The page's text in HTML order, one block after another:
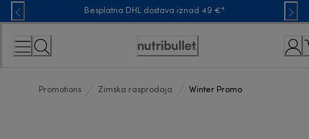
Skip
to
Content
Besplatna DHL dostava iznad 49 €*
Accessibility
Promotions Zimska rasprodaja Winter Promo